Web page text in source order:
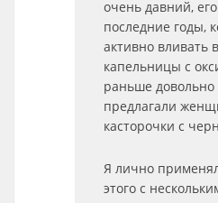
очень давний,
последние годы,
активно вливать
капельницы с
раньше довольно
предлагали
касторочки с
Я лично
этого с